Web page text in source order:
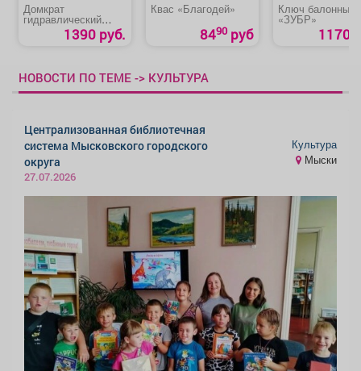
Домкрат
гидравлический
бутылочный «Startul
Auto 8018-02»1390 руб.
Квас «Благодей»
8490 руб
Ключ балонный
«ЗУБР»
1170
НОВОСТИ ПО ТЕМЕ -> КУЛЬТУРА
Централизованная библиотечная
система Мысковского городского
округа
27.07.2026
Культура
Мыски